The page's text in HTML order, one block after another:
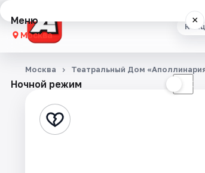
Меню ×
Москва
Концерты
Стендап
Ночной режим ☾
Москва Театральный Дом